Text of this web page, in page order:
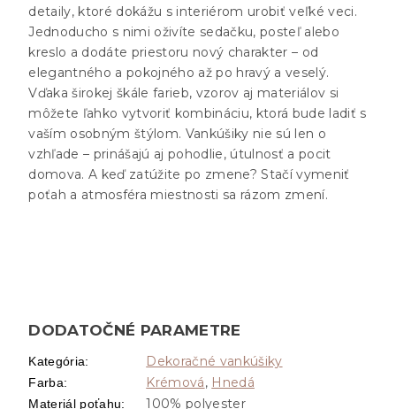
detaily, ktoré dokážu s interiérom urobiť veľké veci.
Jednoducho s nimi oživíte sedačku, posteľ alebo
kreslo a dodáte priestoru nový charakter – od
elegantného a pokojného až po hravý a veselý.
Vďaka širokej škále farieb, vzorov aj materiálov si
môžete ľahko vytvoriť kombináciu, ktorá bude ladiť s
vaším osobným štýlom. Vankúšiky nie sú len o
vzhľade – prinášajú aj pohodlie, útulnosť a pocit
domova. A keď zatúžite po zmene? Stačí vymeniť
poťah a atmosféra miestnosti sa rázom zmení.
DODATOČNÉ PARAMETRE
Kategória: Dekoračné vankúšiky
Farba: Krémová, Hnedá
Materiál poťahu: 100% polyester